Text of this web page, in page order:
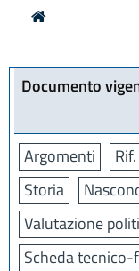
Documento
Argomenti
Storia
Valutazione
Scheda